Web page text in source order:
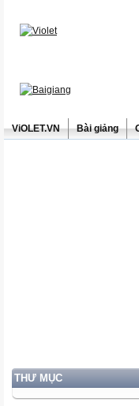
ViOLET.VN Bài giảng
THƯ MỤC